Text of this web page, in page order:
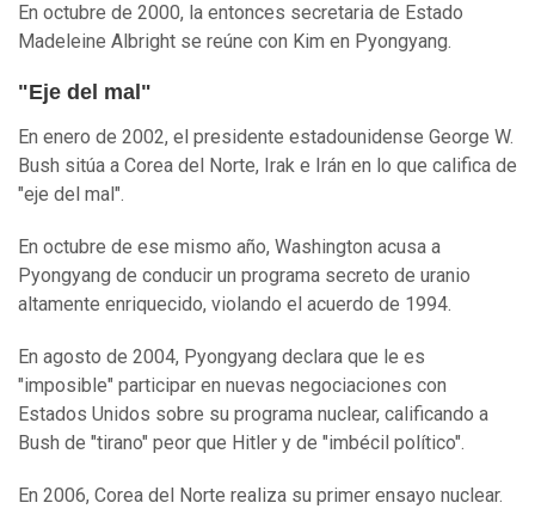
En octubre de 2000, la entonces secretaria de Estado
Madeleine Albright se reúne con Kim en Pyongyang.
"Eje del mal"
En enero de 2002, el presidente estadounidense George W.
Bush sitúa a Corea del Norte, Irak e Irán en lo que califica de
"eje del mal".
En octubre de ese mismo año, Washington acusa a
Pyongyang de conducir un programa secreto de uranio
altamente enriquecido, violando el acuerdo de 1994.
En agosto de 2004, Pyongyang declara que le es
"imposible" participar en nuevas negociaciones con
Estados Unidos sobre su programa nuclear, calificando a
Bush de "tirano" peor que Hitler y de "imbécil político".
En 2006, Corea del Norte realiza su primer ensayo nuclear.